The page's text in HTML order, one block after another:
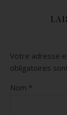
Votre adresse
obligatoires
Nom *